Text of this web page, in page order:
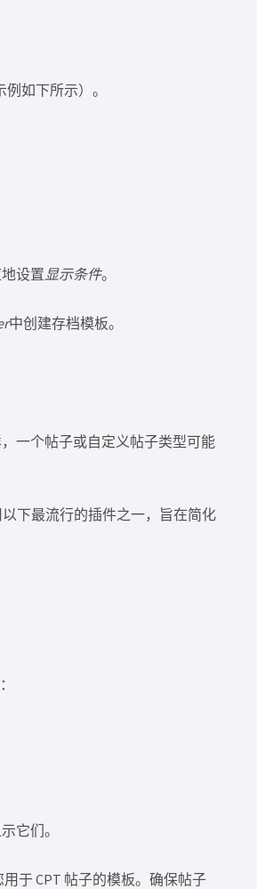
如下所示）。
设置显示条件。
中创建存档模板。
一个帖子或自定义帖子类型可能
下最流行的插件之一，旨在简化
它们。
于 CPT 帖子的模板。确保帖子